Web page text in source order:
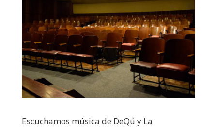
Escuchamos música de DeQú y La